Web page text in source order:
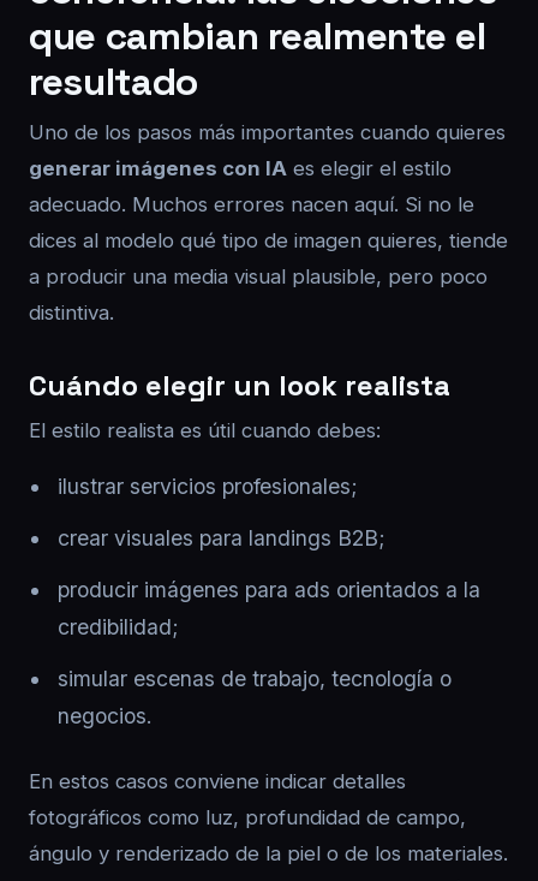
que cambian realmente el
resultado
Uno de los pasos más importantes cuando quieres
generar imágenes con IA es elegir el estilo
adecuado. Muchos errores nacen aquí. Si no le
dices al modelo qué tipo de imagen quieres, tiende
a producir una media visual plausible, pero poco
distintiva.
Cuándo elegir un look realista
El estilo realista es útil cuando debes:
ilustrar servicios profesionales;
crear visuales para landings B2B;
producir imágenes para ads orientados a la
credibilidad;
simular escenas de trabajo, tecnología o
negocios.
En estos casos conviene indicar detalles
fotográficos como luz, profundidad de campo,
ángulo y renderizado de la piel o de los materiales.